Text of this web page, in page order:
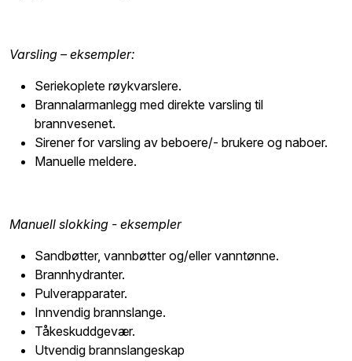
Varsling – eksempler:
Seriekoplete røykvarslere.
Brannalarmanlegg med direkte varsling til
brannvesenet.
Sirener for varsling av beboere/- brukere og naboer.
Manuelle meldere.
Manuell slokking - eksempler
Sandbøtter, vannbøtter og/eller vanntønne.
Brannhydranter.
Pulverapparater.
Innvendig brannslange.
Tåkeskuddgevær.
Utvendig brannslangeskap